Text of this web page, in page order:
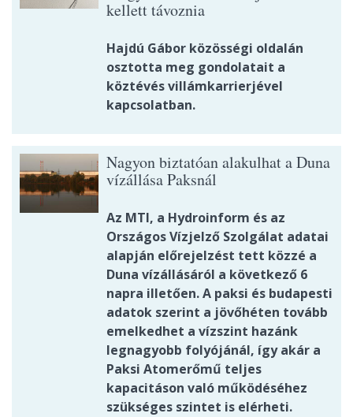
kellett távoznia
Hajdú Gábor közösségi oldalán
osztotta meg gondolatait a
köztévés villámkarrierjével
kapcsolatban.
Nagyon biztatóan alakulhat a Duna
vízállása Paksnál
Az MTI, a Hydroinform és az
Országos Vízjelző Szolgálat adatai
alapján előrejelzést tett közzé a
Duna vízállásáról a következő 6
napra illetően. A paksi és budapesti
adatok szerint a jövőhéten tovább
emelkedhet a vízszint hazánk
legnagyobb folyójánál, így akár a
Paksi Atomerőmű teljes
kapacitáson való működéséhez
szükséges szintet is elérheti.